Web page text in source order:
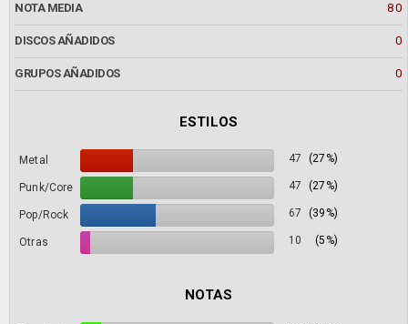
NOTA MEDIA 80
DISCOS AÑADIDOS 0
GRUPOS AÑADIDOS 0
ESTILOS
Metal 47 (27%)
Punk/Core 47 (27%)
Pop/Rock 67 (39%)
Otras 10 (5%)
NOTAS